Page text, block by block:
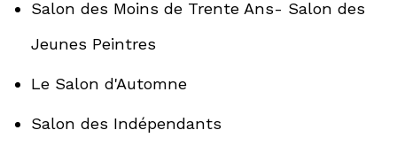
Salon des Moins de Trente Ans- Salon des
Jeunes Peintres
Le Salon d'Automne
Salon des Indépendants